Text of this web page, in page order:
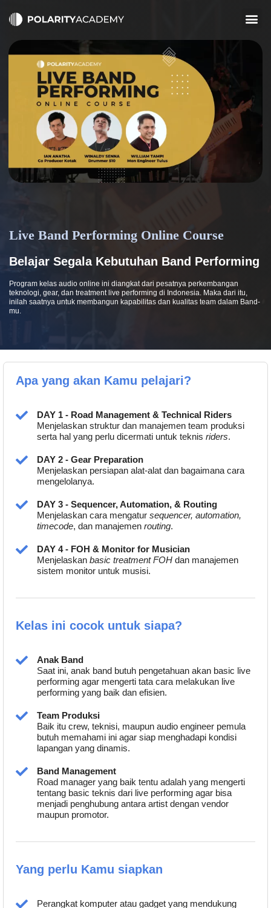
Live Band Performing Online Course
Belajar Segala Kebutuhan Band Performing
Program kelas audio online ini diangkat dari pesatnya perkembangan
teknologi, gear, dan treatment live performing di Indonesia. Maka dari itu,
inilah saatnya untuk membangun kapabilitas dan kualitas team dalam Band-
mu.
Apa yang akan Kamu pelajari?
DAY 1 - Road Management & Technical Riders
Menjelaskan struktur dan manajemen team produksi
serta hal yang perlu dicermati untuk teknis riders.
DAY 2 - Gear Preparation
Menjelaskan persiapan alat-alat dan bagaimana cara
mengelolanya.
DAY 3 - Sequencer, Automation, & Routing
Menjelaskan cara mengatur sequencer, automation,
timecode, dan manajemen routing.
DAY 4 - FOH & Monitor for Musician
Menjelaskan basic treatment FOH dan manajemen
sistem monitor untuk musisi.
Kelas ini cocok untuk siapa?
Anak Band
Saat ini, anak band butuh pengetahuan akan basic live
performing agar mengerti tata cara melakukan live
performing yang baik dan efisien.
Team Produksi
Baik itu crew, teknisi, maupun audio engineer pemula
butuh memahami ini agar siap menghadapi kondisi
lapangan yang dinamis.
Band Management
Road manager yang baik tentu adalah yang mengerti
tentang basic teknis dari live performing agar bisa
menjadi penghubung antara artist dengan vendor
maupun promotor.
Yang perlu Kamu siapkan
Perangkat komputer atau gadget yang mendukung